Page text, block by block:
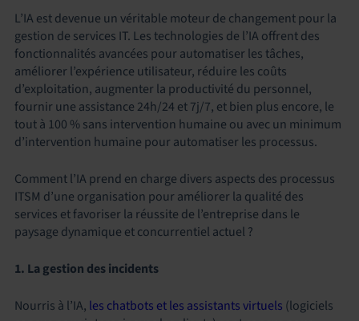
L’IA est devenue un véritable moteur de changement pour la
gestion de services IT. Les technologies de l’IA offrent des
fonctionnalités avancées pour automatiser les tâches,
améliorer l’expérience utilisateur, réduire les coûts
d’exploitation, augmenter la productivité du personnel,
fournir une assistance 24h/24 et 7j/7, et bien plus encore, le
tout à 100 % sans intervention humaine ou avec un minimum
d’intervention humaine pour automatiser les processus.
Comment l’IA prend en charge divers aspects des processus
ITSM d’une organisation pour améliorer la qualité des
services et favoriser la réussite de l’entreprise dans le
paysage dynamique et concurrentiel actuel ?
1. La gestion des incidents
Nourris à l’IA, les chatbots et les assistants virtuels (logiciels